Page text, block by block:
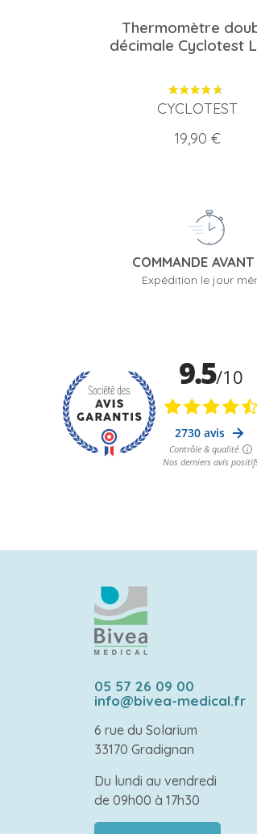
Thermomètre
décimale Cyclotest
CYCLOTEST
Prix
19,90 €
COMMANDE AVANT
Expédition le jour
05 57 26 09 00
info@bivea-medical.fr
6 rue du Solarium
33170 Gradignan
Du lundi au vendredi
de 09h00 à 17h30